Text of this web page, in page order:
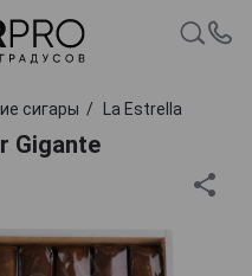
сигары La Estrella
Gigante